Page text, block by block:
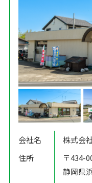
会社名
株式会
住所
〒434-
静岡県